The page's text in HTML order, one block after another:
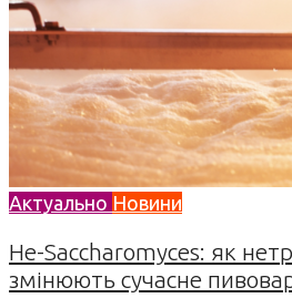
Актуально Новини
Не-Saccharomyces: як
змінюють сучасне